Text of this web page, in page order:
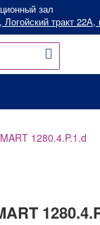
зал
Логойский тракт
1280.4.P.1.d